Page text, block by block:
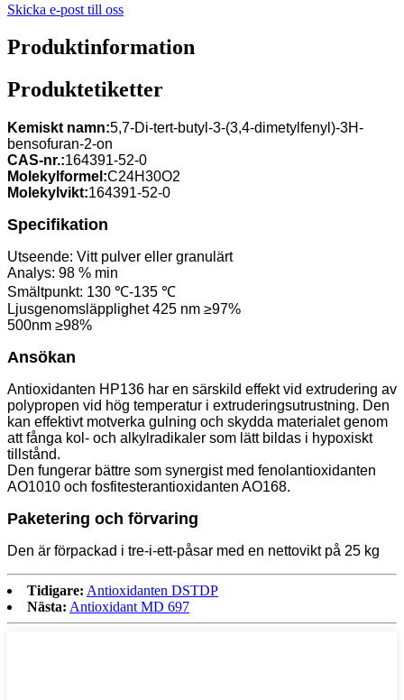
Skicka e-post till oss
Produktinformation
Produktetiketter
Kemiskt namn:5,7-Di-tert-butyl-3-(3,4-dimetylfenyl)-3H-
bensofuran-2-on
CAS-nr.:164391-52-0
Molekylformel:C24H30O2
Molekylvikt:164391-52-0
Specifikation
Utseende: Vitt pulver eller granulärt
Analys: 98 % min
Smältpunkt: 130 ℃-135 ℃
Ljusgenomsläpplighet 425 nm ≥97%
500nm ≥98%
Ansökan
Antioxidanten HP136 har en särskild effekt vid extrudering av
polypropen vid hög temperatur i extruderingsutrustning. Den
kan effektivt motverka gulning och skydda materialet genom
att fånga kol- och alkylradikaler som lätt bildas i hypoxiskt
tillstånd.
Den fungerar bättre som synergist med fenolantioxidanten
AO1010 och fosfitesterantioxidanten AO168.
Paketering och förvaring
Den är förpackad i tre-i-ett-påsar med en nettovikt på 25 kg
Tidigare: Antioxidanten DSTDP
Nästa: Antioxidant MD 697